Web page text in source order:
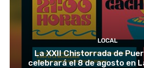
LOCAL
La XXII Chistorrada de
celebrará el 8 de agosto en